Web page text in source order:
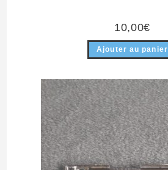
10,00€
Ajouter au panier